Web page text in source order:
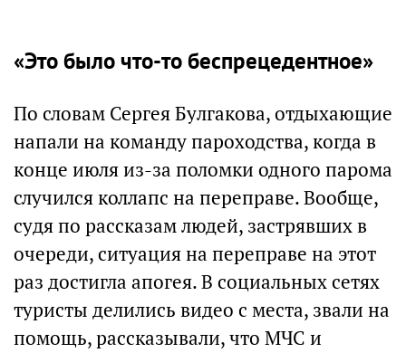
«Это было что-то беспрецедентное»
По словам Сергея Булгакова, отдыхающие
напали на команду пароходства, когда в
конце июля из-за поломки одного парома
случился коллапс на переправе. Вообще,
судя по рассказам людей, застрявших в
очереди, ситуация на переправе на этот
раз достигла апогея. В социальных сетях
туристы делились видео с места, звали на
помощь, рассказывали, что МЧС и